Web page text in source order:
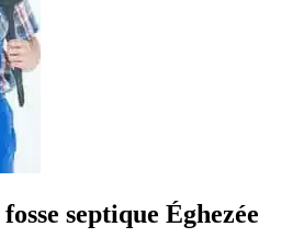
septique Éghezée